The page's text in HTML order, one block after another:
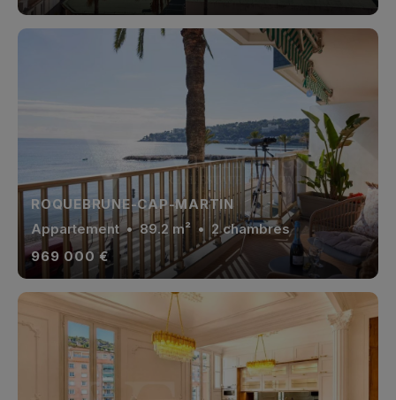
ROQUEBRUNE-CAP-MARTIN
Appartement• 89.2 m² • 2 chambres
969 000 €